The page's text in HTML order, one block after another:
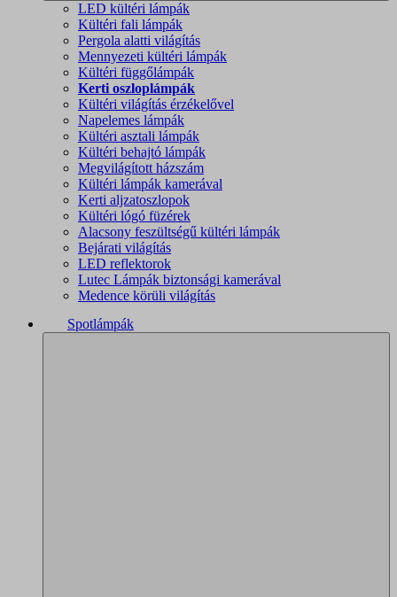
LED kültéri lámpák
Kültéri fali lámpák
Pergola alatti világítás
Mennyezeti kültéri lámpák
Kültéri függőlámpák
Kerti oszloplámpák
Kültéri világítás érzékelővel
Napelemes lámpák
Kültéri asztali lámpák
Kültéri behajtó lámpák
Megvilágított házszám
Kültéri lámpák kamerával
Kerti aljzatoszlopok
Kültéri lógó füzérek
Alacsony feszültségű kültéri lámpák
Bejárati világítás
LED reflektorok
Lutec Lámpák biztonsági kamerával
Medence körüli világítás
Spotlámpák